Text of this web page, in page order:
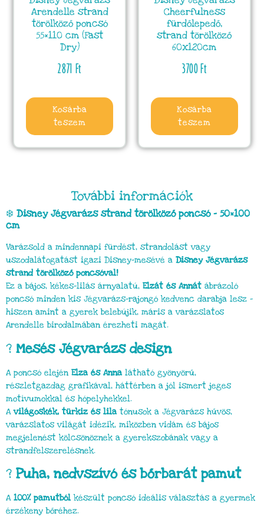
Arendelle strand
törölköző poncsó
55×110 cm (Fast
Dry)
2871 Ft
Kosárba
teszem
Cheerfulness
fürdőlepedő,
strand törölköző
60x120cm
3700Ft
Kosárba
teszem
További információk
❄️ Disney Jégvarázs strand törölköző poncsó – 50×100
cm
Varázsold a mindennapi fürdést, strandolást vagy
uszodalátogatást igazi Disney-mesévé a Disney Jégvarázs
strand törölköző poncsóval!
Ez a bájos, kékes-lilás árnyalatú, Elzát és Annát ábrázoló
poncsó minden kis Jégvarázs-rajongó kedvenc darabja lesz –
hiszen amint a gyerek belebújik, máris a varázslatos
Arendelle birodalmában érezheti magát.
?️ Mesés Jégvarázs design
A poncsó elején Elza és Annalátható gyönyörű,
részletgazdag grafikával, háttérben a jól ismert jeges
motívumokkal és hópelyhekkel.
Avilágoskék, türkiz és lilatónusok a Jégvarázs hűvös,
varázslatos világát idézik, miközben vidám és bájos
megjelenést kölcsönöznek a gyerekszobának vagy a
strandfelszerelésnek.
? Puha, nedvszívó és bőrbarát pamut
A 100% pamutból készült poncsó ideális választás a gyermek
érzékeny bőréhez.